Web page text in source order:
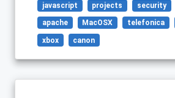
javascript projects security
apache MacOSX telefonica
xbox canon